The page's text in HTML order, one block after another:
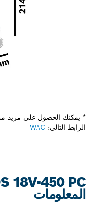
* يمكنك الحصول على مزيد من
الرابط التالي: WAC
المعلومات